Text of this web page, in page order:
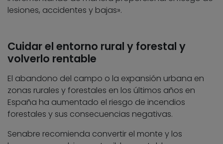
lesiones, accidentes y bajas».
Cuidar el entorno rural y forestal y
volverlo rentable
El abandono del campo o la expansión urbana en
zonas rurales y forestales en los últimos años en
España ha aumentado el riesgo de incendios
forestales y sus consecuencias negativas.
Senabre recomienda convertir el monte y los